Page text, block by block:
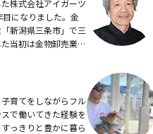
株式会社アイガーツ
になりました。金
新潟県三条市」で三
当初は金物卸売業と
育てをしながらフル
で働いてきた経験を
っきりと豊かに暮ら